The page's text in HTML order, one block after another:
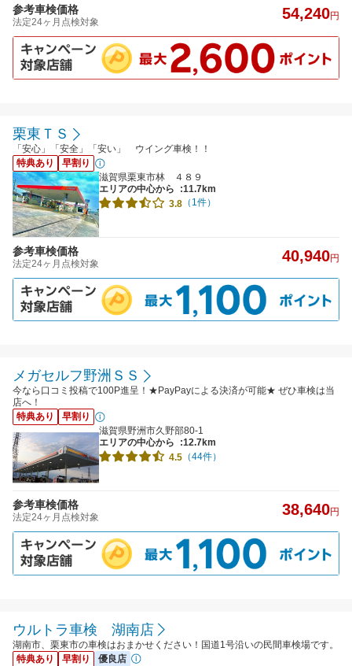
参考車検価格
法定24ヶ月点検対象 54,240円
栗東ＴＳ
「安心」「安全」「安い」 ウイング車検！！
特典あり
早割り
滋賀県栗東市林 ４８９
エリアの中心から
:11.7km
3.8 （1件）
参考車検価格
法定24ヶ月点検対象 40,940円
メガセルフ野洲ＳＳ
今なら口コミ投稿で100P進呈！★PayPayによる決済が可能★ ぜひ車検は当
店へ！
特典あり
早割り
滋賀県野洲市久野部80-1
エリアの中心から
:12.7km
4.5 （44件）
参考車検価格
法定24ヶ月点検対象 38,640円
ウルトラ車検 湖南店
湖南市、栗東市の車検はおまかせください！国道1号沿いの民間車検場です。
特典あり
早割り
優良店